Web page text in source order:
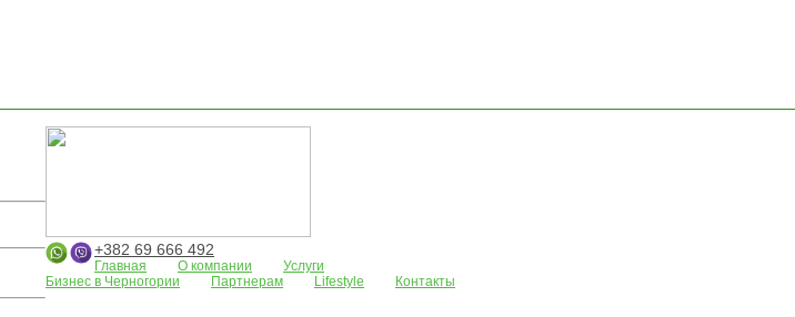
+382 69 666 492
Главная О компании
Услуги
Бизнес в Черногории
Партнерам Lifestyle Контакты